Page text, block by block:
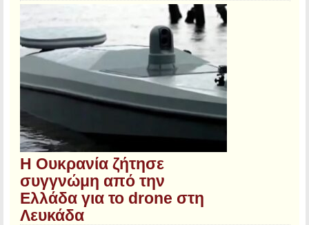
Η Ουκρανία ζήτησε
συγγνώμη από την
Ελλάδα για το drone στη
Λευκάδα